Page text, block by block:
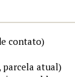
contato)
parcela atual)